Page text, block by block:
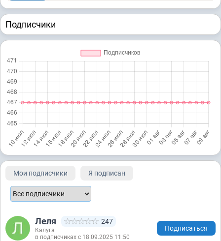
Подписчики
Мои подписчики Я подписан
Леля 247
Калуга
в подписчиках с 18.09.2025 11:50
Подписаться